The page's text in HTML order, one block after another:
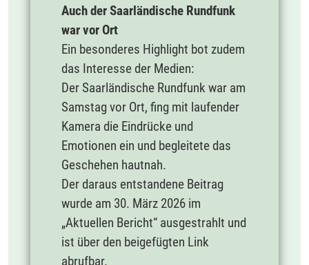
Auch der Saarländische Rundfunk
war vor Ort
Ein besonderes Highlight bot zudem
das Interesse der Medien:
Der Saarländische Rundfunk war am
Samstag vor Ort, fing mit laufender
Kamera die Eindrücke und
Emotionen ein und begleitete das
Geschehen hautnah.
Der daraus entstandene Beitrag
wurde am 30. März 2026 im
„Aktuellen Bericht“ ausgestrahlt und
ist über den beigefügten Link
abrufbar.